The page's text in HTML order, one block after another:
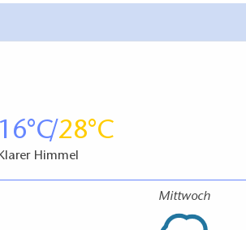
16 28
Klarer Himmel
Mittwoch